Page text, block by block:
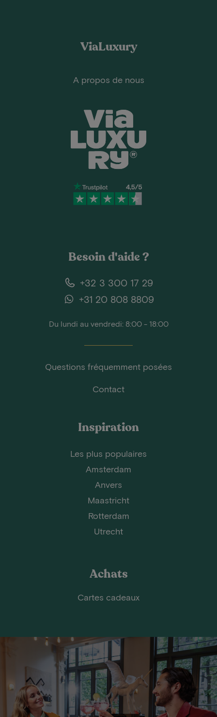
ViaLuxury
A propos de nous
Besoin d'aide ?
+32 3 300 17 29
+31 20 808 8809
Du lundi au vendredi: 8:00 - 18:00
Questions fréquemment posées
Contact
Inspiration
Les plus populaires
Amsterdam
Anvers
Maastricht
Rotterdam
Utrecht
Achats
Cartes cadeaux